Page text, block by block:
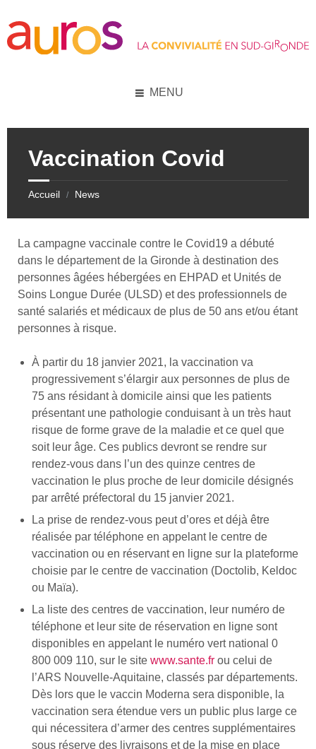
content
left
sidebar
right
sidebar
footer
MENU
Vaccination Covid
Accueil / News
La campagne vaccinale contre le Covid19 a débuté
dans le département de la Gironde à destination des
personnes âgées hébergées en EHPAD et Unités de
Soins Longue Durée (ULSD) et des professionnels de
santé salariés et médicaux de plus de 50 ans et/ou étant
personnes à risque.
À partir du 18 janvier 2021, la vaccination va
progressivement s’élargir aux personnes de plus de
75 ans résidant à domicile ainsi que les patients
présentant une pathologie conduisant à un très haut
risque de forme grave de la maladie et ce quel que
soit leur âge. Ces publics devront se rendre sur
rendez-vous dans l’un des quinze centres de
vaccination le plus proche de leur domicile désignés
par arrêté préfectoral du 15 janvier 2021.
La prise de rendez-vous peut d’ores et déjà être
réalisée par téléphone en appelant le centre de
vaccination ou en réservant en ligne sur la plateforme
choisie par le centre de vaccination (Doctolib, Keldoc
ou Maïa).
La liste des centres de vaccination, leur numéro de
téléphone et leur site de réservation en ligne sont
disponibles en appelant le numéro vert national 0
800 009 110, sur le site www.sante.fr ou celui de
l’ARS Nouvelle-Aquitaine, classés par départements.
Dès lors que le vaccin Moderna sera disponible, la
vaccination sera étendue vers un public plus large ce
qui nécessitera d’armer des centres supplémentaires
sous réserve des livraisons et de la mise en place